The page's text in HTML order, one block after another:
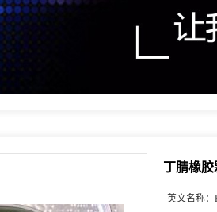
丁腈橡
英文名称：